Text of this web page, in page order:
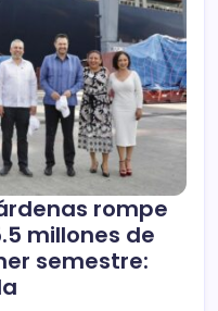
rompe
millones de
semestre: